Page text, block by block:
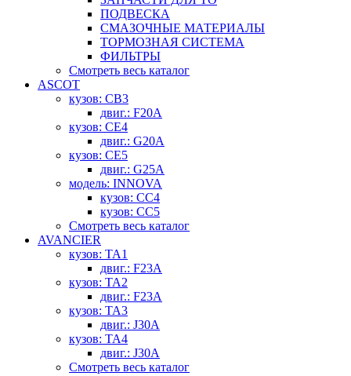
ПОДВЕСКА
СМАЗОЧНЫЕ МАТЕРИАЛЫ
ТОРМОЗНАЯ СИСТЕМА
ФИЛЬТРЫ
Смотреть весь каталог
ASCOT
кузов: CB3
двиг.: F20A
кузов: CE4
двиг.: G20A
кузов: CE5
двиг.: G25A
модель: INNOVA
кузов: CC4
кузов: CC5
Смотреть весь каталог
AVANCIER
кузов: TA1
двиг.: F23A
кузов: TA2
двиг.: F23A
кузов: TA3
двиг.: J30A
кузов: TA4
двиг.: J30A
Смотреть весь каталог